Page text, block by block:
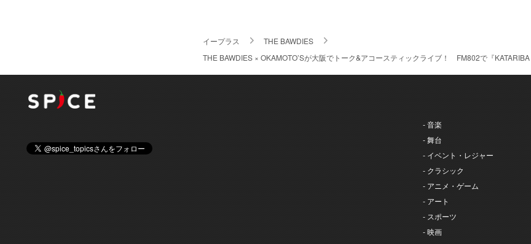
イープラス
THE BAWDIES
THE BAWDIES × OKAMOTO’Sが大阪でトーク&アコースティックライブ！ FM802で『
- 音楽
- 舞台
- イベント・レジャー
- クラシック
- アニメ・ゲーム
- アート
- スポーツ
- 映画